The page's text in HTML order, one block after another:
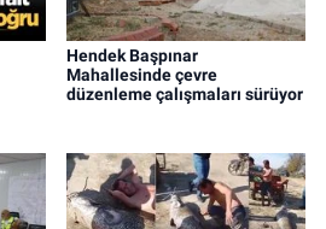
Hendek Başpınar
Mahallesinde çevre
düzenleme çalışmaları sürüyor